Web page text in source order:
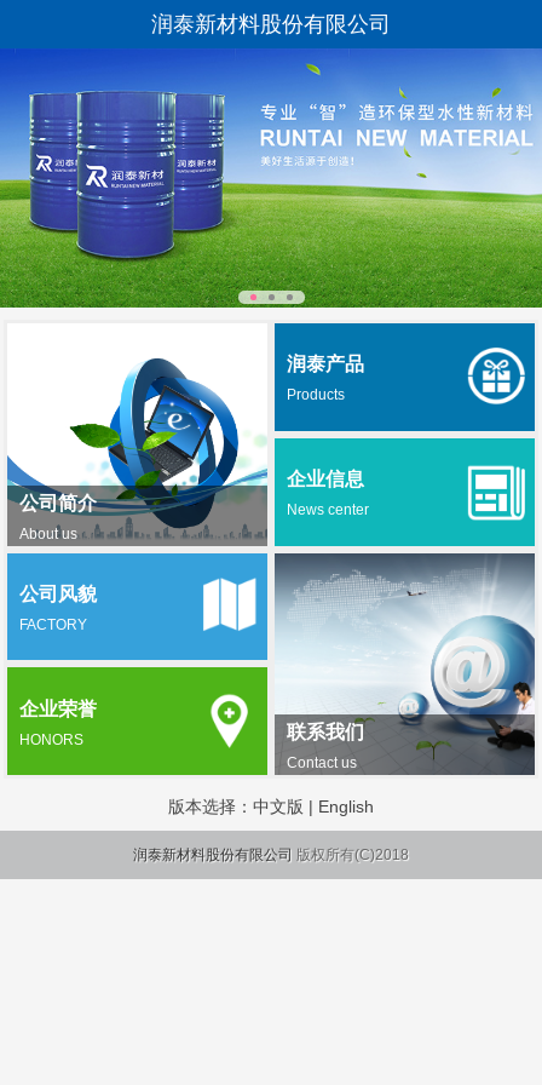
润泰新材料股份有限公司
公司简介
About us
润泰产品
Products
企业信息
News center
联系我们
Contact us
公司风貌
FACTORY
企业荣誉
HONORS
版本选择： 中文版 | English
润泰新材料股份有限公司 版权所有(C)2018